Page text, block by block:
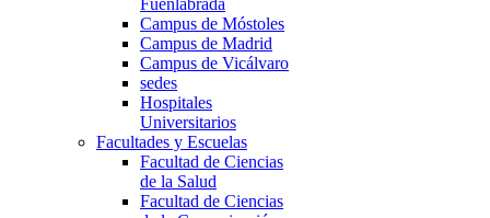
Fuenlabrada
Campus de Móstoles
Campus de Madrid
Campus de Vicálvaro
sedes
Hospitales
Universitarios
Facultades y Escuelas
Facultad de Ciencias
de la Salud
Facultad de Ciencias